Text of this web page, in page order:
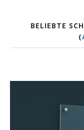
BELIEBTE
(